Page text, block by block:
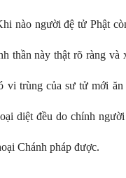
nào người đệ tử Phật
thần này thật rõ ràng và
vi trùng của sư tử mới
diệt đều do chính
Chánh pháp được.